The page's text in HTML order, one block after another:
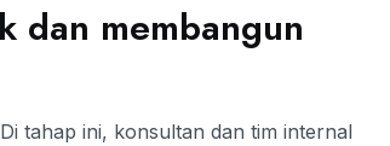
dan membangun
tahap ini, konsultan dan tim internal